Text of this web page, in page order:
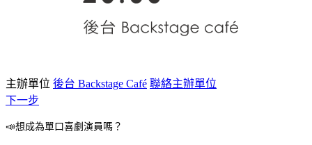
主辦單位 後台 Backstage Café 聯絡主辦單位
下一步
📣想成為單口喜劇演員嗎？